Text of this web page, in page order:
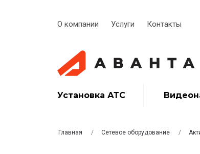
О компании Услуги Контакты
Установка АТС
Главная Сетевое оборудование